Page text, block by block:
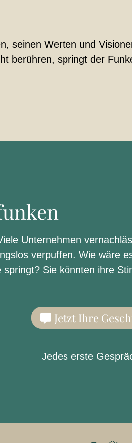
seinen Werten und
berühren, springt der
Unternehmen
verpuffen. Wie wäre
Sie könnten ihre
Jetzt Ihre
Jedes erste